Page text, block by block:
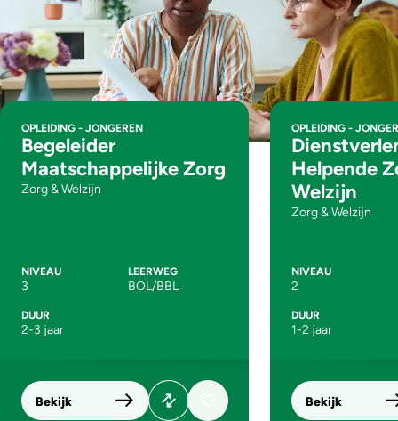
OPLEIDING - JONGEREN
Begeleider
Maatschappelijke Zorg
Zorg & Welzijn
NIVEAU
3
LEERWEG
BOL/BBL
DUUR
2-3 jaar
Bekijk
OPLEIDING -
Helpende
Welzijn
Zorg & Welzijn
NIVEAU
2
DUUR
1-2 jaar
Bekijk